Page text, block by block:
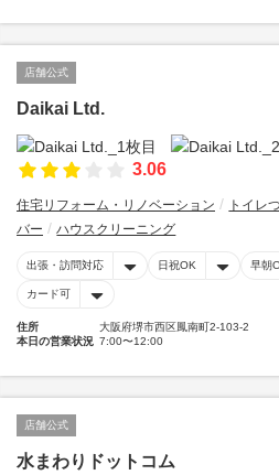
店舗公式
Daikai Ltd.
3.06
住宅リフォーム・リノベーション
トイレ
バー
ハウスクリーニング
出張・訪問対応 日祝OK 早朝
カード可
住所
大阪府堺市西区鳳南町2-103-2
本日の営業状況 7:00〜12:00
店舗公式
水まわりドットコム